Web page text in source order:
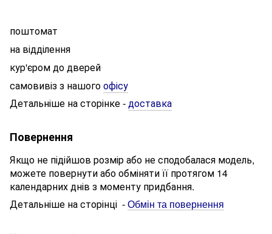
поштомат
на відділення
кур'єром до дверей
самовивіз з нашогоофісу
Детальніше на сторінке - доставка
Повернення
Якщо не підійшов розмір або не сподобалася модель,
можете повернути або обміняти її протягом 14
календарних днів з моменту придбання.
Детальніше на сторінці - Обмін та повернення